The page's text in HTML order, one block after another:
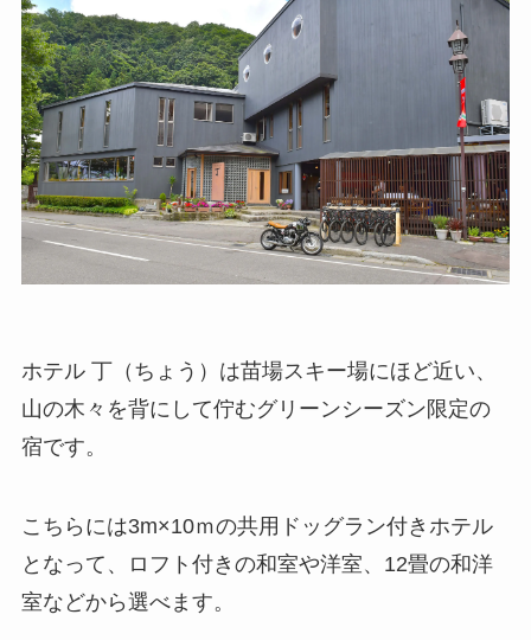
ホテル 丁（ちょう）は苗場スキー場にほど近い、
山の木々を背にして佇むグリーンシーズン限定の
宿です。
こちらには3m×10ｍの共用ドッグラン付きホテル
となって、ロフト付きの和室や洋室、12畳の和洋
室などから選べます。